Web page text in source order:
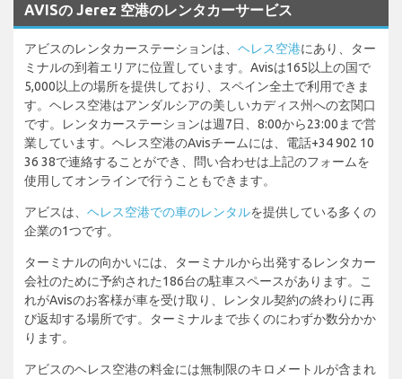
AVISの Jerez 空港のレンタカーサービス
アビスのレンタカーステーションは、 ヘレス空港にあり、ター
ミナルの到着エリアに位置しています。Avisは165以上の国で
5,000以上の場所を提供しており、スペイン全土で利用できま
す。ヘレス空港はアンダルシアの美しいカディス州への玄関口
です。レンタカーステーションは週7日、8:00から23:00まで営
業しています。ヘレス空港のAvisチームには、電話+34 902 10
36 38で連絡することができ、問い合わせは上記のフォームを
使用してオンラインで行うこともできます。
アビスは、 ヘレス空港での車のレンタルを提供している多くの
企業の1つです。
ターミナルの向かいには、ターミナルから出発するレンタカー
会社のために予約された186台の駐車スペースがあります。こ
れがAvisのお客様が車を受け取り、レンタル契約の終わりに再
び返却する場所です。ターミナルまで歩くのにわずか数分かか
ります。
アビスのヘレス空港の料金には無制限のキロメートルが含まれ